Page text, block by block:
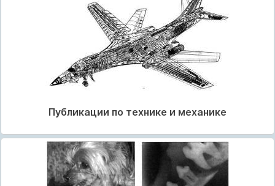
Публикации по технике и механике